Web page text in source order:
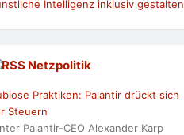
Intelligenz inklusiv gestalten
Netzpolitik
Praktiken: Palantir drückt sich
Steuern
Palantir-CEO Alexander Karp